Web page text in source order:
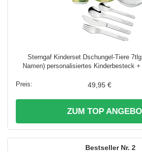
Sterngaf Kinderset Dschungel-Tiere
Namen) personalisiertes Kinderbesteck +
49,95 €
ZUM TOP
2